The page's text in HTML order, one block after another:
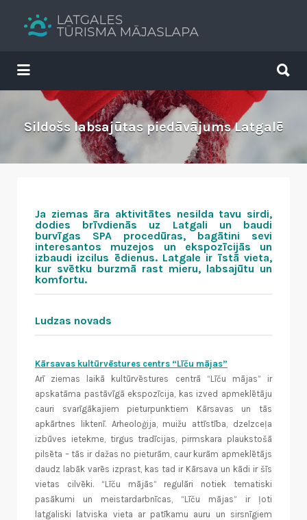
Tavs brīvdienu ceļvedis
Search
for:
for:
Sildošs labsajūtas piedāvājums Latgalē
Ja ziemas āra aktivitātes nesilda tavu sirdi,
dodies brīvdienās uz Latgali un baudi
burvīgas SPA procedūras, bagātini sevi
interesantos muzejos un ekspozīcijās un
izbaudi izcilus ēdienus. Latgale ir īstā vieta,
kur svētku burzmā rast mieru, labsajūtu un
komfortu.
Ludzas novads
Kārsavas kultūrvēstures centrs “Līču mājas”
Arī ziemas laikā kultūrvēstures centrā “Līču mājas” ir
apskatāma pastāvīgā ekspozīcija, kas izved apmeklētāju
cauri svarīgākajiem pieturpunktiem Kārsavas un tās
apkārtnes liktenī. Arheoloģija, muižu attīstība, dzelzceļa
izbūves ietekme, tirgus tradīcijas, pirmskara plaukstošā
pilsēta – tās ir dažas no pieturām, caur kurām apmeklētājs
daudz labāk varēs izprast, kas tad ir Kārsava un kādi ir šīs
vietas cilvēki. “Līču mājās” regulāri notiek tematiski
pasākumi un meistardarbnīcas, “Līču mājas” ir ļoti
latgaliski latviska vieta ar patīkamu auru un sirsnīgiem